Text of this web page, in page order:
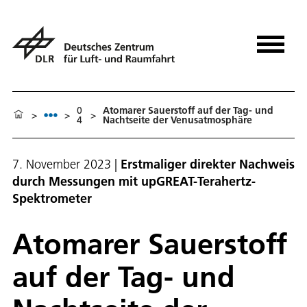
> > 0
4 > Atomarer Sauerstoff auf der Tag- und
Nachtseite der Venusatmosphäre
7. November 2023 | Erstmaliger direkter Nachweis
durch Messungen mit upGREAT-Terahertz-
Spektrometer
Atomarer Sauerstoff
auf der Tag- und